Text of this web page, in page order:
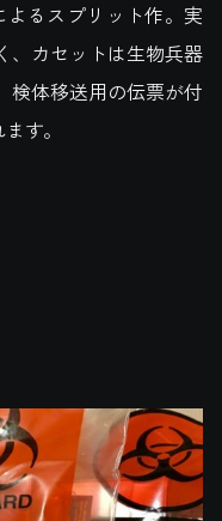
よるスプリット作。実
、カセットは生物兵器
検体移送用の伝票が付
す。